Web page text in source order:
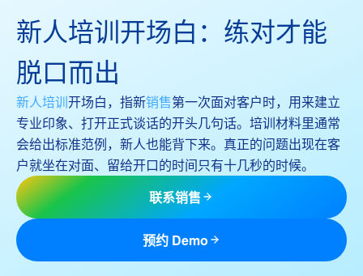
新人培训开场白：练对才能
脱口而出
新人培训开场白，指新销售第一次面对客户时，用来建立
专业印象、打开正式谈话的开头几句话。培训材料里通常
会给出标准范例，新人也能背下来。真正的问题出现在客
户就坐在对面、留给开口的时间只有十几秒的时候。
联系销售
预约 Demo